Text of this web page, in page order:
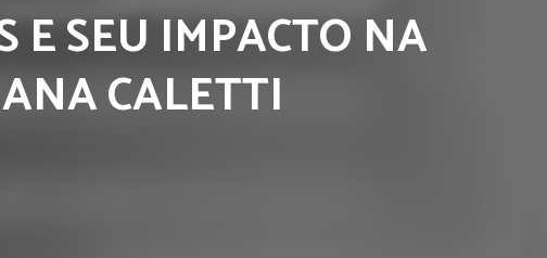
E SEU IMPACTO NA
CALETTI